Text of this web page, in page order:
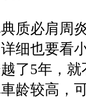
质必肩周
细也要看
了5年，
龄较高，